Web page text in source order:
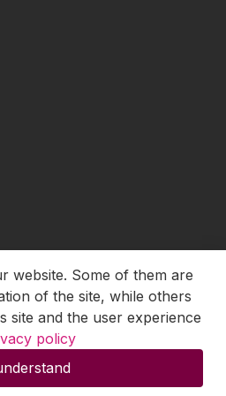
Vilnius
website. Some of them are
of the site, while others
site and the user experience
policy